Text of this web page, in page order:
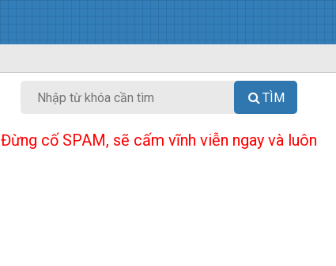
TÌM
Đừng cố SPAM, sẽ cấm vĩnh viễn ngay và luôn